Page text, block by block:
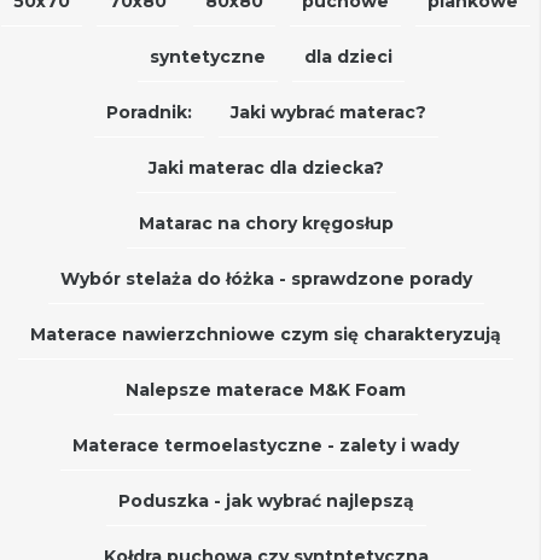
syntetyczne dla dzieci
Poradnik: Jaki wybrać materac?
Jaki materac dla dziecka?
Matarac na chory kręgosłup
Wybór stelaża do łóżka - sprawdzone porady
Materace nawierzchniowe czym się charakteryzują
Nalepsze materace M&K Foam
Materace termoelastyczne - zalety i wady
Poduszka - jak wybrać najlepszą